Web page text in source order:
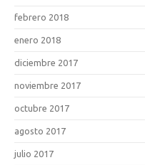
febrero 2018
enero 2018
diciembre 2017
noviembre 2017
octubre 2017
agosto 2017
julio 2017